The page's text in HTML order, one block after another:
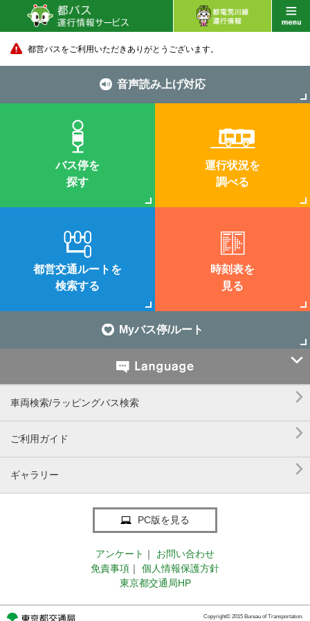
都営バスをご利用いただきありがとうございます。
音声読み上げ対応
バス停を
探す
運行状況を
調べる
都営交通ルートを
検索する
時刻表を
見る
Myバス停/ルート

車両検索/ラッピングバス検索 
ご利用ガイド 
ギャラリー 
PC版を見る
アンケート ｜
お問い合わせ
免責事項 ｜
個人情報保護方針
東京都交通局HP
Copyright© 2015 Bureau of Transportation.